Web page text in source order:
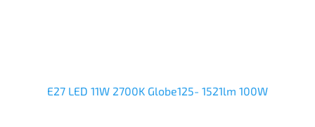
E27 LED 11W 2700K Globe125- 1521lm 100W